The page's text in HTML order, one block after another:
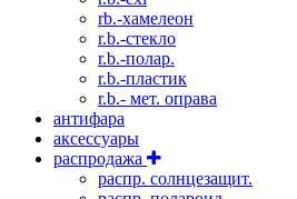
rb.-хамелеон
r.b.-стекло
r.b.-полар.
r.b.-пластик
r.b.- мет. оправа
антифара
аксессуары
распродажа
распр. солнцезащит.